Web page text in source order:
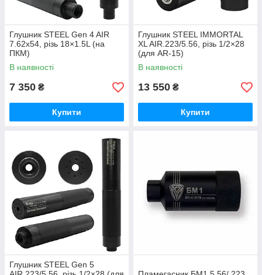
Глушник STEEL Gen 4 AIR
7.62x54, різь 18×1.5L (на
ПКМ)
В наявності
7 350 ₴
Купити
Глушник STEEL IMMORTAL
XL AIR.223/5.56, різь 1/2×28
(для AR-15)
В наявності
13 550 ₴
Купити
Глушник STEEL Gen 5